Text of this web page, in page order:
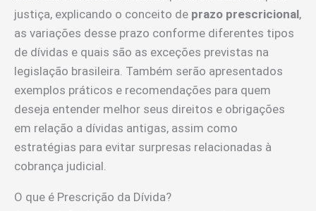
justiça, explicando o conceito de prazo prescricional,
as variações desse prazo conforme diferentes tipos
de dívidas e quais são as exceções previstas na
legislação brasileira. Também serão apresentados
exemplos práticos e recomendações para quem
deseja entender melhor seus direitos e obrigações
em relação a dívidas antigas, assim como
estratégias para evitar surpresas relacionadas à
cobrança judicial.
O que é Prescrição da Dívida?